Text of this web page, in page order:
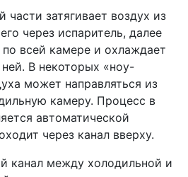
части затягивает воздух из
через испаритель, далее
по всей камере и охлаждает
В некоторых «ноу-
может направляться из
камеру. Процесс в
автоматической
через канал вверху.